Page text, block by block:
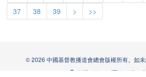
37
38 39 > >>
© 2026 中國基督教播道會總會版權所有。如
私隱政策
條款及細